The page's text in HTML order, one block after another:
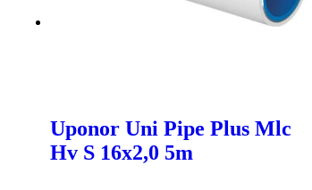
Uponor Uni Pipe Plus Mlc
Hv S 16x2,0 5m